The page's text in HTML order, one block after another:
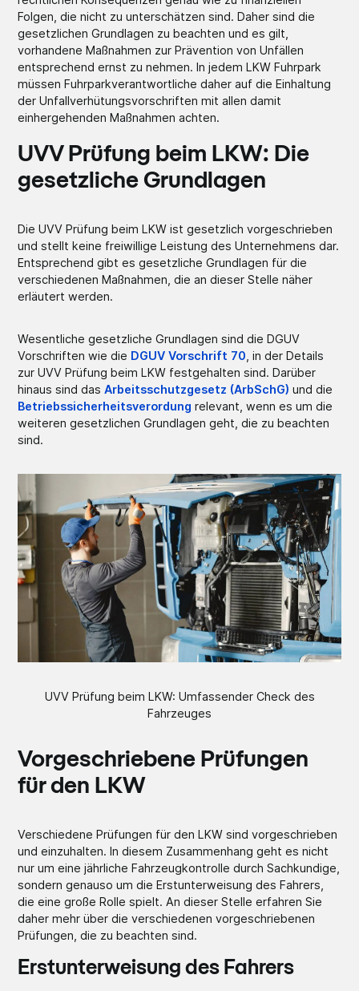
Folgen, die nicht zu unterschätzen sind. Daher sind die
gesetzlichen Grundlagen zu beachten und es gilt,
vorhandene Maßnahmen zur Prävention von Unfällen
entsprechend ernst zu nehmen. In jedem LKW Fuhrpark
müssen Fuhrparkverantwortliche daher auf die Einhaltung
der Unfallverhütungsvorschriften mit allen damit
einhergehenden Maßnahmen achten.
UVV Prüfung beim LKW: Die
gesetzliche Grundlagen
Die UVV Prüfung beim LKW ist gesetzlich vorgeschrieben
und stellt keine freiwillige Leistung des Unternehmens dar.
Entsprechend gibt es gesetzliche Grundlagen für die
verschiedenen Maßnahmen, die an dieser Stelle näher
erläutert werden.
Wesentliche gesetzliche Grundlagen sind die DGUV
Vorschriften wie die DGUV Vorschrift 70 , in der Details
zur UVV Prüfung beim LKW festgehalten sind. Darüber
hinaus sind dasArbeitsschutzgesetz (ArbSchG) und die
Betriebssicherheitsverordung relevant, wenn es um die
weiteren gesetzlichen Grundlagen geht, die zu beachten
sind.
UVV Prüfung beim LKW: Umfassender Check des
Fahrzeuges
Vorgeschriebene Prüfungen
für den LKW
Verschiedene Prüfungen für den LKW sind vorgeschrieben
und einzuhalten. In diesem Zusammenhang geht es nicht
nur um eine jährliche Fahrzeugkontrolle durch Sachkundige,
sondern genauso um die Erstunterweisung des Fahrers,
die eine große Rolle spielt. An dieser Stelle erfahren Sie
daher mehr über die verschiedenen vorgeschriebenen
Prüfungen, die zu beachten sind.
Erstunterweisung des Fahrers